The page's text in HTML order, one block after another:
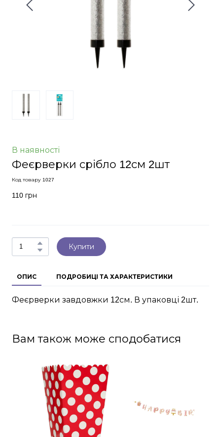
В наявності
Феєрверки срібло 12см 2шт
Код товару 1027
110 грн
Купити
ОПИС ПОДРОБИЦІ ТА ХАРАКТЕРИСТИКИ
Феєрверки завдовжки 12см. В упаковці 2шт.
Вам також може сподобатися